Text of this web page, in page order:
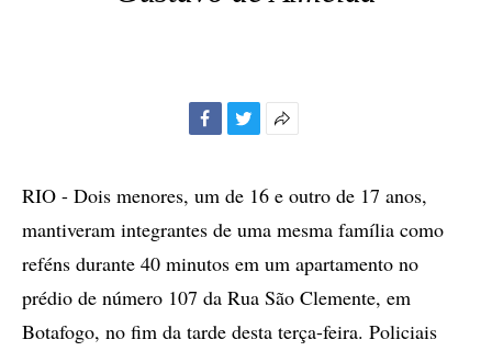
compartilhamento
RIO - Dois menores, um de 16 e outro de 17 anos,
mantiveram integrantes de uma mesma família como
reféns durante 40 minutos em um apartamento no
prédio de número 107 da Rua São Clemente, em
Botafogo, no fim da tarde desta terça-feira. Policiais